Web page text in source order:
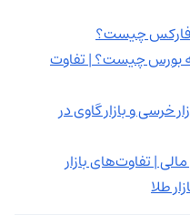
بورس چیست؟ | تفاوت‌
خرسی و بازار گاوی در
| تفاوت‌های بازار
طلا